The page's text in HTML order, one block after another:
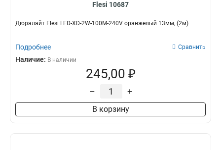
Flesi 10687
Дюралайт Flesi LED-XD-2W-100M-240V оранжевый 13мм, (2м)
Подробнее Сравнить
Наличие: В наличии
245,00 ₽
– +
В корзину